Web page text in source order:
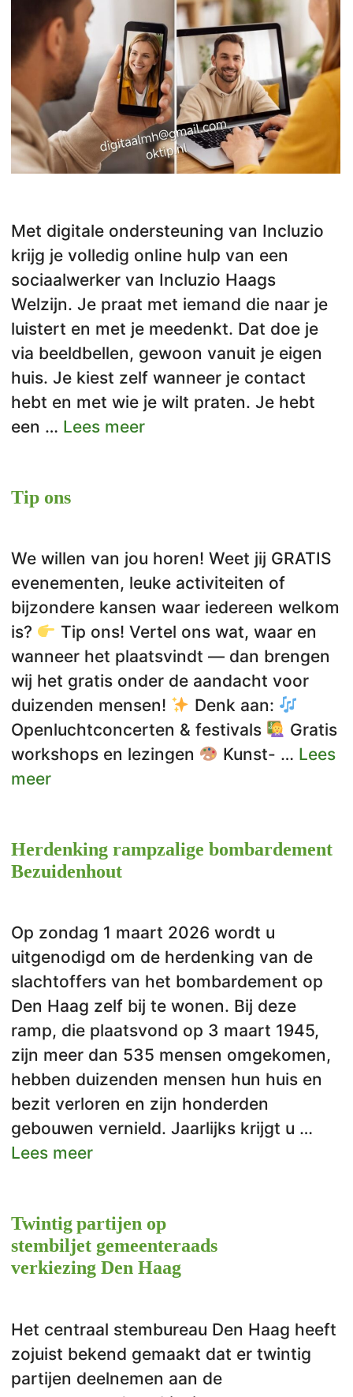
Met digitale ondersteuning van Incluzio
krijg je volledig online hulp van een
sociaalwerker van Incluzio Haags
Welzijn. Je praat met iemand die naar je
luistert en met je meedenkt. Dat doe je
via beeldbellen, gewoon vanuit je eigen
huis. Je kiest zelf wanneer je contact
hebt en met wie je wilt praten. Je hebt
een … Lees meer
Tip ons
We willen van jou horen! Weet jij GRATIS
evenementen, leuke activiteiten of
bijzondere kansen waar iedereen welkom
is?
Tip ons! Vertel ons wat, waar en
wanneer het plaatsvindt — dan brengen
wij het gratis onder de aandacht voor
duizenden mensen!
Denk aan:
Openluchtconcerten & festivals
Gratis
workshops en lezingen
Kunst- … Lees
meer
Herdenking rampzalige bombardement
Bezuidenhout
Op zondag 1 maart 2026 wordt u
uitgenodigd om de herdenking van de
slachtoffers van het bombardement op
Den Haag zelf bij te wonen. Bij deze
ramp, die plaatsvond op 3 maart 1945,
zijn meer dan 535 mensen omgekomen,
hebben duizenden mensen hun huis en
bezit verloren en zijn honderden
gebouwen vernield. Jaarlijks krijgt u …
Lees meer
Twintig partijen op
stembiljet gemeenteraads
verkiezing Den Haag
Het centraal stembureau Den Haag heeft
zojuist bekend gemaakt dat er twintig
partijen deelnemen aan de